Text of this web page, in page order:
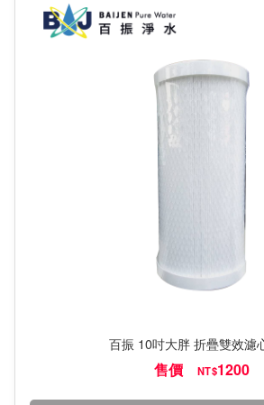
百振 10吋大胖 折疊雙效濾
售價 NT$1200